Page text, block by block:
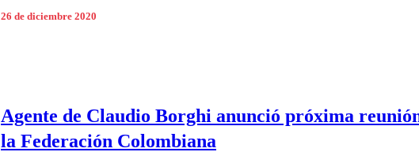
26 de diciembre 2020
Agente de Claudio Borghi anunció próxima
la Federación Colombiana